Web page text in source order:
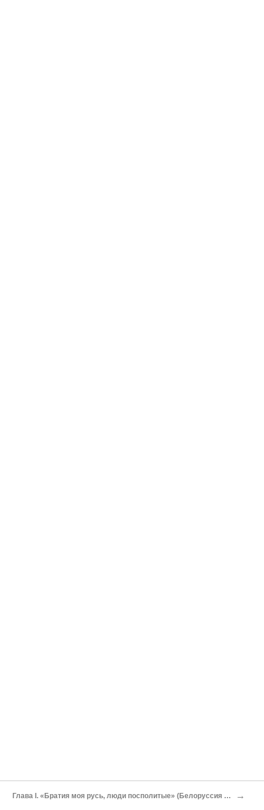
Глава I. «Братия моя русь, люди посполитые» (Белоруссия в эпоху Возрождения) →